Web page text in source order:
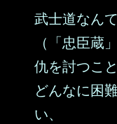
武士道なん
（「忠臣蔵
仇を討つこ
どんなに困
い、